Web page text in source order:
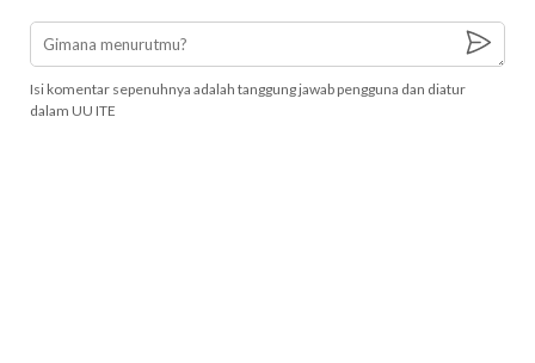
Isi komentar sepenuhnya adalah tanggung jawab pengguna dan diatur
dalam UU ITE